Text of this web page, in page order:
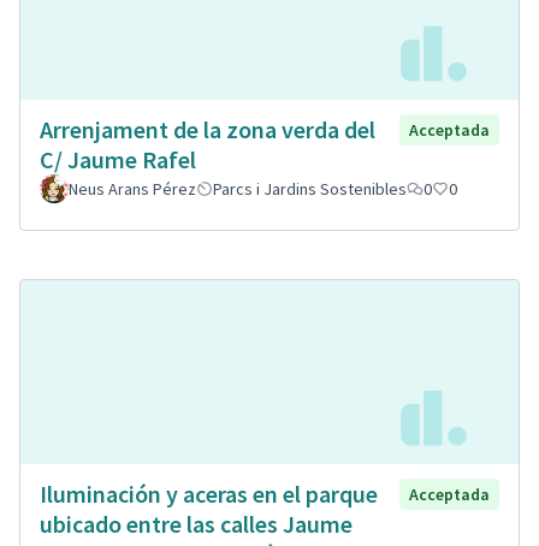
Arrenjament de la zona verda del
C/ Jaume Rafel
Acceptada
Neus Arans Pérez Parcs i Jardins Sostenibles 0 0
Iluminación y aceras en el parque
ubicado entre las calles Jaume
Acceptada